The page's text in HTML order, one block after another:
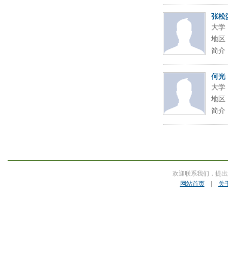
张松
大学
地区
简介
何光
大学
地区
简介
欢迎联系我们，提
网站首页| 关